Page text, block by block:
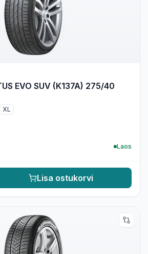
EVO SUV (K137A) 275/40
XL
Laos
Lisa ostukorvi